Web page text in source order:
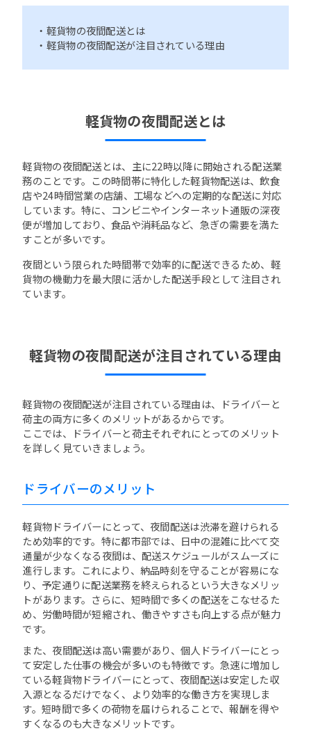
・軽貨物の夜間配送とは
・軽貨物の夜間配送が注目されている理由
軽貨物の夜間配送とは
軽貨物の夜間配送とは、主に22時以降に開始される配送業
務のことです。この時間帯に特化した軽貨物配送は、飲食
店や24時間営業の店舗、工場などへの定期的な配送に対応
しています。特に、コンビニやインターネット通販の深夜
便が増加しており、食品や消耗品など、急ぎの需要を満た
すことが多いです。
夜間という限られた時間帯で効率的に配送できるため、軽
貨物の機動力を最大限に活かした配送手段として注目され
ています。
軽貨物の夜間配送が注目されている理由
軽貨物の夜間配送が注目されている理由は、ドライバーと
荷主の両方に多くのメリットがあるからです。
ここでは、ドライバーと荷主それぞれにとってのメリット
を詳しく見ていきましょう。
ドライバーのメリット
軽貨物ドライバーにとって、夜間配送は渋滞を避けられる
ため効率的です。特に都市部では、日中の混雑に比べて交
通量が少なくなる夜間は、配送スケジュールがスムーズに
進行します。これにより、納品時刻を守ることが容易にな
り、予定通りに配送業務を終えられるという大きなメリッ
トがあります。さらに、短時間で多くの配送をこなせるた
め、労働時間が短縮され、働きやすさも向上する点が魅力
です。
また、夜間配送は高い需要があり、個人ドライバーにとっ
て安定した仕事の機会が多いのも特徴です。急速に増加し
ている軽貨物ドライバーにとって、夜間配送は安定した収
入源となるだけでなく、より効率的な働き方を実現しま
す。短時間で多くの荷物を届けられることで、報酬を得や
すくなるのも大きなメリットです。